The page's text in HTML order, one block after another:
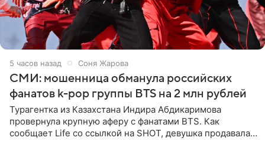
5 часов назад Соня Жарова
СМИ: мошенница обманула российских
фанатов k-pop группы BTS на 2 млн рублей
Турагентка из Казахстана Индира Абдикаримова
провернула крупную аферу с фанатами BTS. Как
сообщает Life со ссылкой на SHOT, девушка продавала